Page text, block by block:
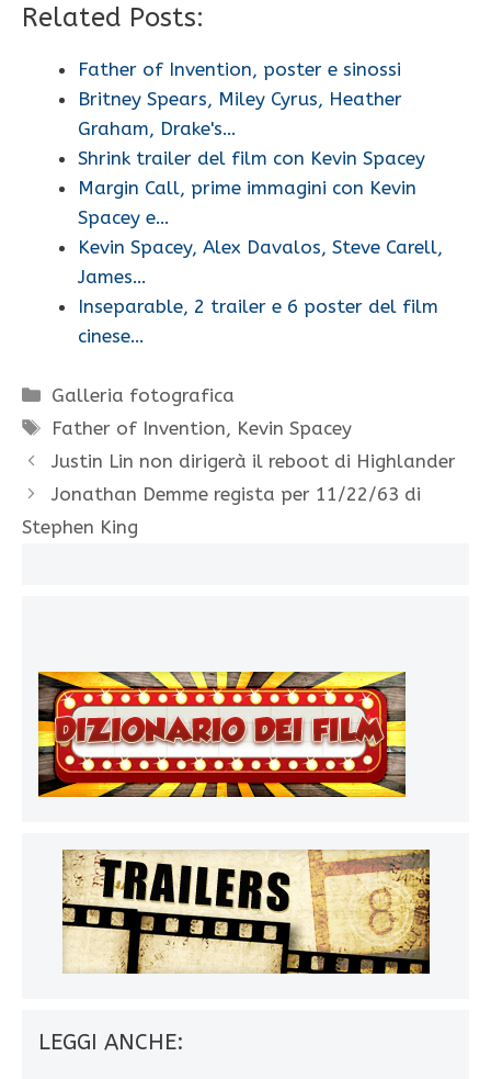
Related Posts:
Father of Invention, poster e sinossi
Britney Spears, Miley Cyrus, Heather
Graham, Drake's…
Shrink trailer del film con Kevin Spacey
Margin Call, prime immagini con Kevin
Spacey e…
Kevin Spacey, Alex Davalos, Steve Carell,
James…
Inseparable, 2 trailer e 6 poster del film
cinese…
Categorie
Galleria fotografica
Tag
Father of Invention, Kevin Spacey
Justin Lin non dirigerà il reboot di Highlander
Jonathan Demme regista per 11/22/63 di
Stephen King
LEGGI ANCHE: